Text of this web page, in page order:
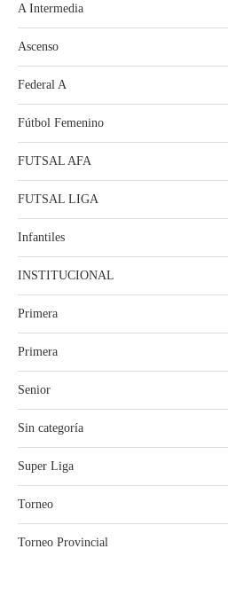
A Intermedia
Ascenso
Federal A
Fútbol Femenino
FUTSAL AFA
FUTSAL LIGA
Infantiles
INSTITUCIONAL
Primera
Primera
Senior
Sin categoría
Super Liga
Torneo
Torneo Provincial